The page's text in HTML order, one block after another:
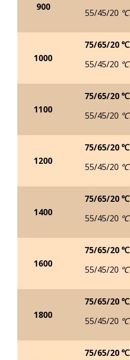
900
55/45/20 ℃
1000
75/65/20 ℃
55/45/20 ℃
1100
75/65/20 ℃
55/45/20 ℃
1200
75/65/20 ℃
55/45/20 ℃
1400
75/65/20 ℃
55/45/20 ℃
1600
75/65/20 ℃
55/45/20 ℃
1800
75/65/20 ℃
55/45/20 ℃
75/65/20 ℃